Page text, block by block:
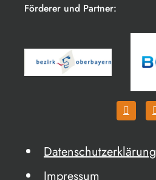
Förderer und Partner:
Datenschutzerklärung
Impressum